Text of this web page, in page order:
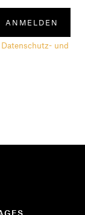
Datenschutz- und